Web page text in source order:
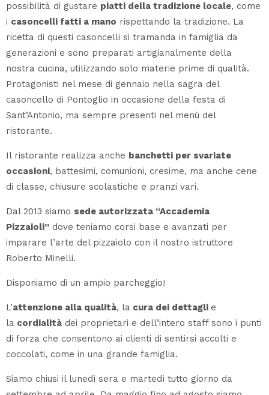
possibilità di gustare piatti della tradizione locale, come
i casoncelli fatti a mano rispettando la tradizione. La
ricetta di questi casoncelli si tramanda in famiglia da
generazioni e sono preparati artigianalmente della
nostra cucina, utilizzando solo materie prime di qualità.
Protagonisti nel mese di gennaio nella sagra del
casoncello di Pontoglio in occasione della festa di
Sant’Antonio, ma sempre presenti nel menù del
ristorante.
Il ristorante realizza anche banchetti per svariate
occasioni, battesimi, comunioni, cresime, ma anche cene
di classe, chiusure scolastiche e pranzi vari.
Dal 2013 siamo sede autorizzata “Accademia
Pizzaioli” dove teniamo corsi base e avanzati per
imparare l’arte del pizzaiolo con il nostro istruttore
Roberto Minelli.
Disponiamo di un ampio parcheggio!
L’attenzione alla qualità, la cura dei dettagli e
la cordialità dei proprietari e dell’intero staff sono i punti
di forza che consentono ai clienti di sentirsi accolti e
coccolati, come in una grande famiglia.
Siamo chiusi il lunedì sera e martedì tutto giorno da